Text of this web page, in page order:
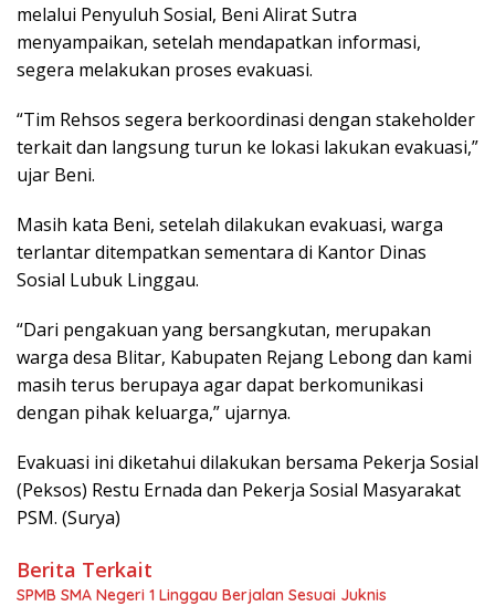
melalui Penyuluh Sosial, Beni Alirat Sutra
menyampaikan, setelah mendapatkan informasi,
segera melakukan proses evakuasi.
“Tim Rehsos segera berkoordinasi dengan stakeholder
terkait dan langsung turun ke lokasi lakukan evakuasi,”
ujar Beni.
Masih kata Beni, setelah dilakukan evakuasi, warga
terlantar ditempatkan sementara di Kantor Dinas
Sosial Lubuk Linggau.
“Dari pengakuan yang bersangkutan, merupakan
warga desa Blitar, Kabupaten Rejang Lebong dan kami
masih terus berupaya agar dapat berkomunikasi
dengan pihak keluarga,” ujarnya.
Evakuasi ini diketahui dilakukan bersama Pekerja Sosial
(Peksos) Restu Ernada dan Pekerja Sosial Masyarakat
PSM. (Surya)
Berita Terkait
SPMB SMA Negeri 1 Linggau Berjalan Sesuai Juknis